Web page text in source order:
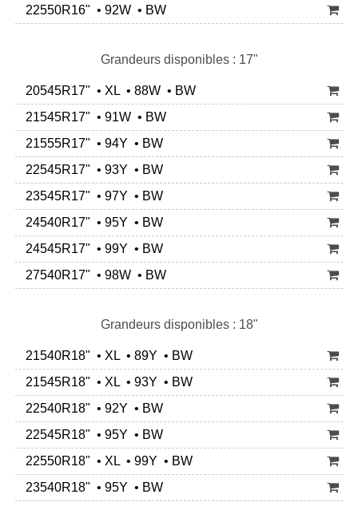
22550R16" • 92W • BW
Grandeurs disponibles : 17"
20545R17" • XL • 88W • BW
21545R17" • 91W • BW
21555R17" • 94Y • BW
22545R17" • 93Y • BW
23545R17" • 97Y • BW
24540R17" • 95Y • BW
24545R17" • 99Y • BW
27540R17" • 98W • BW
Grandeurs disponibles : 18"
21540R18" • XL • 89Y • BW
21545R18" • XL • 93Y • BW
22540R18" • 92Y • BW
22545R18" • 95Y • BW
22550R18" • XL • 99Y • BW
23540R18" • 95Y • BW